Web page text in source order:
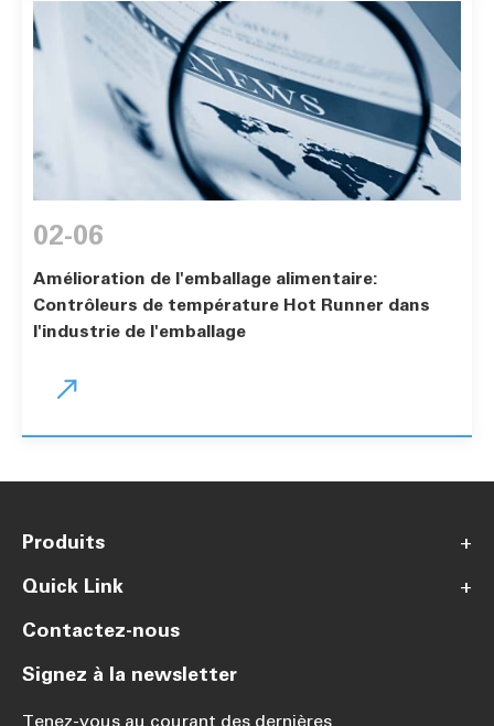
02-06
Amélioration de l'emballage alimentaire:
Contrôleurs de température Hot Runner dans
l'industrie de l'emballage

Produits
+
Quick Link
+
Contactez-nous
Signez à la newsletter
Tenez-vous au courant des dernières